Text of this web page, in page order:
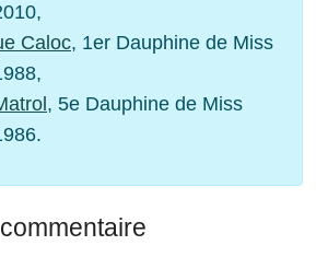
Caloc, 1er Dauphine de Miss
, 5e Dauphine de Miss